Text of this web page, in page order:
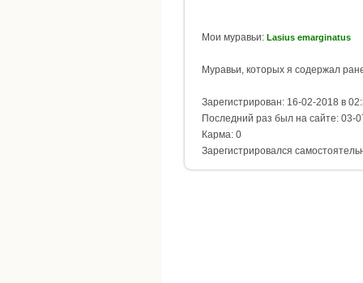
Мои муравьи: Lasius emarginatus
Муравьи, которых я содержал
Зарегистрирован: 16-02-2018 в
Последний раз был на сайте: 03-
Карма: 0
Зарегистрировался